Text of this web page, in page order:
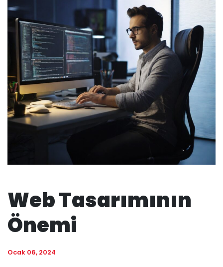
Web Tasarımının
Önemi
Ocak 06, 2024